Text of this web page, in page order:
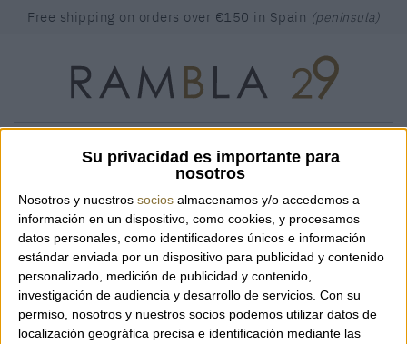
Su privacidad es importante para
nosotros
Nosotros y nuestros socios almacenamos y/o accedemos a
información en un dispositivo, como cookies, y procesamos
datos personales, como identificadores únicos e información
estándar enviada por un dispositivo para publicidad y contenido
personalizado, medición de publicidad y contenido,
investigación de audiencia y desarrollo de servicios. Con su
permiso, nosotros y nuestros socios podemos utilizar datos de
localización geográfica precisa e identificación mediante las
Free shipping on orders over €150 in Spain (peninsula)
Find the product you're looking for ...
RAMBLA 29 BAGS